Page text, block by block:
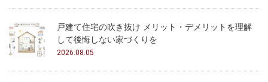
戸建て住宅の吹き抜け メリット・デメリットを理解
して後悔しない家づくりを
2026.08.05